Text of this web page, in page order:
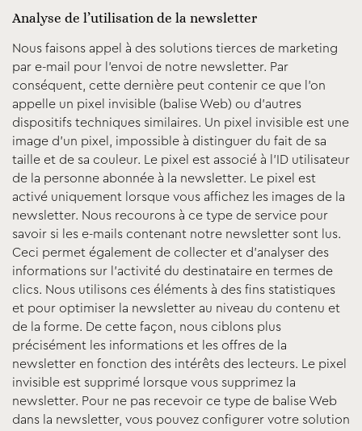
Analyse de l’utilisation de la newsletter
Nous faisons appel à des solutions tierces de marketing
par e-mail pour l’envoi de notre newsletter. Par
conséquent, cette dernière peut contenir ce que l’on
appelle un pixel invisible (balise Web) ou d’autres
dispositifs techniques similaires. Un pixel invisible est une
image d’un pixel, impossible à distinguer du fait de sa
taille et de sa couleur. Le pixel est associé à l’ID utilisateur
de la personne abonnée à la newsletter. Le pixel est
activé uniquement lorsque vous affichez les images de la
newsletter. Nous recourons à ce type de service pour
savoir si les e-mails contenant notre newsletter sont lus.
Ceci permet également de collecter et d’analyser des
informations sur l’activité du destinataire en termes de
clics. Nous utilisons ces éléments à des fins statistiques
et pour optimiser la newsletter au niveau du contenu et
de la forme. De cette façon, nous ciblons plus
précisément les informations et les offres de la
newsletter en fonction des intérêts des lecteurs. Le pixel
invisible est supprimé lorsque vous supprimez la
newsletter. Pour ne pas recevoir ce type de balise Web
dans la newsletter, vous pouvez configurer votre solution